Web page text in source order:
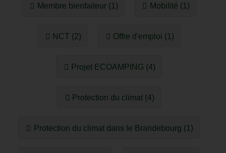
Membre bienfaiteur (1) Mobilité (1)
NCT (2) Offre d'emploi (1)
Projet ECOAMPING (4)
Protection du climat (4)
Protection du climat dans le Brandebourg (1)